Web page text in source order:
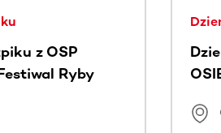
z OSP
Ryby